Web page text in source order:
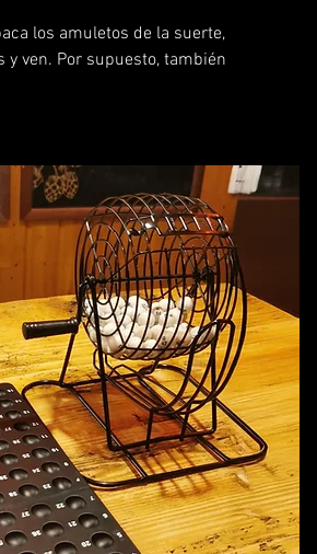
los amuletos de la suerte,
ven. Por supuesto, también